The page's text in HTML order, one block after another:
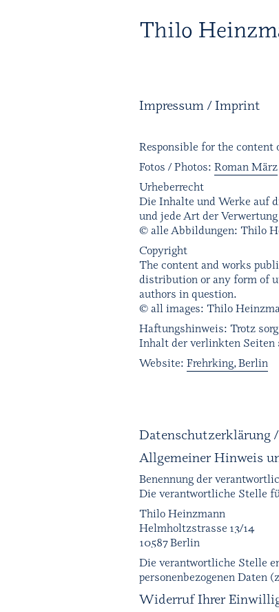
T
Impressum / Imprint
Responsible for the
Fotos / Photos: Roman März
Urheberrecht
Die Inhalte und Werke auf
und jede Art der
© alle Abbildungen: Thilo
Copyright
The content and works
distribution or any form of
authors in question.
© all images: Thilo
Haftungshinweis: Trotz
Inhalt der verlinkten Seiten
Website: Frehrking, Berlin
Datenschutzerklärung
Allgemeiner Hinweis
Benennung der
Die verantwortliche Stelle
Thilo Heinzmann
Helmholtzstrasse 13/14
10587 Berlin
Die verantwortliche Stelle
personenbezogenen Daten
Widerruf Ihrer